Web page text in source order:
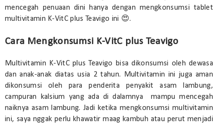
mencegah penuaan dini hanya dengan mengkonsumsi tablet
multivitamin K-VitC plus Teavigo ini 😍.
Cara Mengkonsumsi K-VitC plus Teavigo
Multivitamin K-VitC plus Teavigo bisa dikonsumsi oleh dewasa
dan anak-anak diatas usia 2 tahun. Multivitamin ini juga aman
dikonsumsi oleh para penderita penyakit asam lambung,
campuran kalsium yang ada di dalamnya mampu mencegah
naiknya asam lambung. Jadi ketika mengkonsumsi multivitamin
ini, saya nggak perlu khawatir maag kambuh atau perut menjadi